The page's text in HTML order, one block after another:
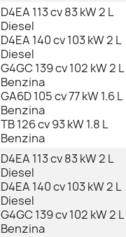
D4EA 113 cv 83 kW 2 L
Diesel
D4EA 140 cv 103 kW 2 L
Diesel
G4GC 139 cv 102 kW 2 L
Benzina
GA6D 105 cv 77 kW 1.6 L
Benzina
TB 126 cv 93 kW 1.8 L
Benzina
D4EA 113 cv 83 kW 2 L
Diesel
D4EA 140 cv 103 kW 2 L
Diesel
G4GC 139 cv 102 kW 2 L
Benzina